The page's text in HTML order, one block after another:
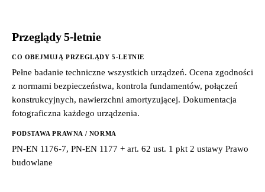
Przeglądy 5-letnie
CO OBEJMUJĄ PRZEGLĄDY 5-LETNIE
Pełne badanie techniczne wszystkich urządzeń. Ocena zgodności
z normami bezpieczeństwa, kontrola fundamentów, połączeń
konstrukcyjnych, nawierzchni amortyzującej. Dokumentacja
fotograficzna każdego urządzenia.
PODSTAWA PRAWNA / NORMA
PN-EN 1176-7, PN-EN 1177 + art. 62 ust. 1 pkt 2 ustawy Prawo
budowlane